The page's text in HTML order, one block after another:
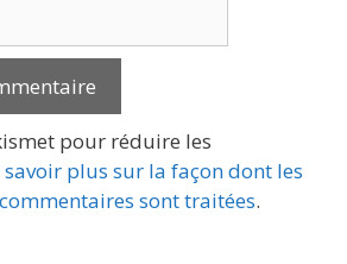
pour réduire les
savoir plus sur la façon dont les
sont traitées.